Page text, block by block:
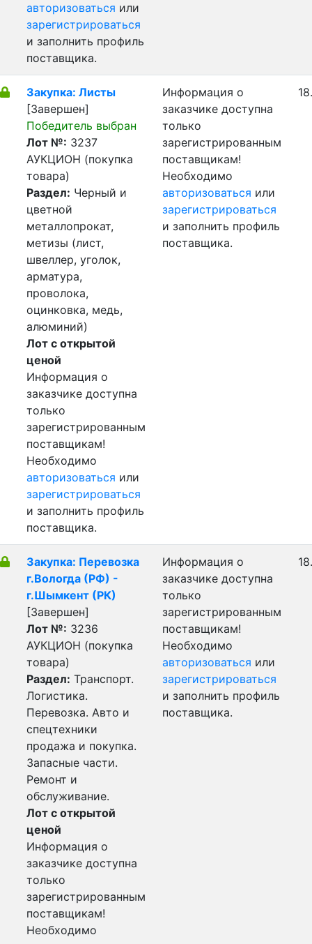
авторизоваться или
зарегистрироваться
и заполнить профиль
поставщика.
Закупка: Листы
[Завершен]
Победитель выбран
Лот №: 3237
АУКЦИОН (покупка
товара)
Раздел: Черный и
цветной
металлопрокат,
метизы (лист,
швеллер, уголок,
арматура,
проволока,
оцинковка, медь,
алюминий)
Лот с открытой
ценой
Информация о
заказчике доступна
только
зарегистрированным
поставщикам!
Необходимо
авторизоваться или
зарегистрироваться
и заполнить профиль
поставщика.
Информация о
заказчике доступна
только
зарегистрированным
поставщикам!
Необходимо
авторизоваться или
зарегистрироваться
и заполнить профиль
поставщика.
Закупка: Перевозка
г.Вологда (РФ) -
г.Шымкент (РК)
[Завершен]
Лот №: 3236
АУКЦИОН (покупка
товара)
Раздел: Транспорт.
Логистика.
Перевозка. Авто и
спецтехники
продажа и покупка.
Запасные части.
Ремонт и
обслуживание.
Лот с открытой
ценой
Информация о
заказчике доступна
только
зарегистрированным
поставщикам!
Необходимо
Информация о
заказчике доступна
только
зарегистрированным
поставщикам!
Необходимо
авторизоваться или
зарегистрироваться
и заполнить профиль
поставщика.